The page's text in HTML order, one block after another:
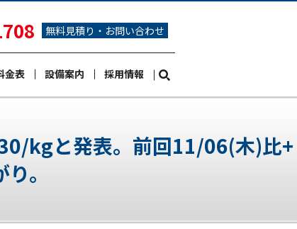
無料見積り・お問い合わせ
金表 設備案内 採用情報 search
kgと発表。前回11/06(木)比+
。